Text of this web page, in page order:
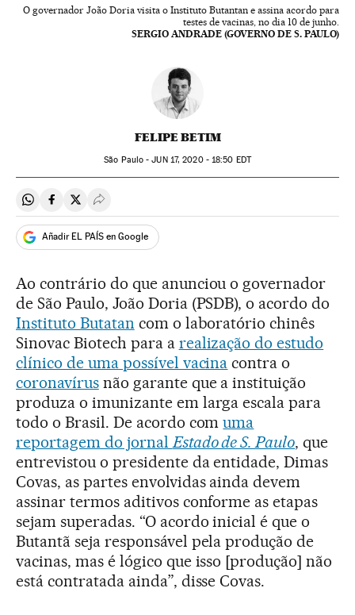
O governador João Doria visita o Instituto Butantan e assina acordo para
testes de vacinas, no dia 10 de junho.
SERGIO ANDRADE (GOVERNO DE S. PAULO)
FELIPE BETIM
São Paulo -JUN17, 2020 - 18:50 EDT
Compartir en Whatsapp
Compartir en Facebook
Compartir en Twitter
Desplegar Redes Sociales
Añadir EL PAÍS en Google
Ao contrário do que anunciou o governador
de São Paulo, João Doria (PSDB), o acordo do
Instituto Butatan com o laboratório chinês
Sinovac Biotech para a realização do estudo
clínico de uma possível vacina contra o
coronavírusnão garante que a instituição
produza o imunizante em larga escala para
todo o Brasil. De acordo comuma
reportagem do jornalEstado de S. Paulo, que
entrevistou o presidente da entidade, Dimas
Covas, as partes envolvidas ainda devem
assinar termos aditivos conforme as etapas
sejam superadas. “O acordo inicial é que o
Butantã seja responsável pela produção de
vacinas, mas é lógico que isso [produção] não
está contratada ainda”, disse Covas.